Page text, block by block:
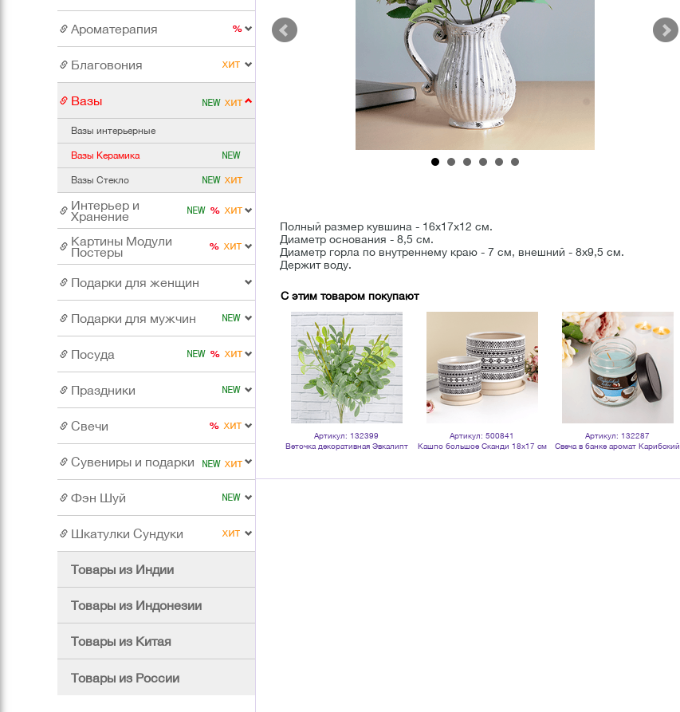
Ароматерапия
Благовония
Вазы
Вазы интерьерные
Вазы Керамика
Вазы Стекло
Интерьер и
Хранение
Картины Модули
Постеры
Подарки для женщин
Подарки для мужчин
Посуда
Праздники
Свечи
Сувениры и подарки
Фэн Шуй
Шкатулки Сундуки
Товары из Индии
Товары из Индонезии
Товары из Китая
Товары из России
Полный размер кувшина - 16х17х12 см.
Диаметр основания - 8,5 см.
Диаметр горла по внутреннему краю - 7 см, внешний - 8х9,5 см.
Держит воду.
С этим товаром покупают
Веточка декоративная Сирень 40
Кашпо Набор 2 шт Тюльпан 14,11
Артикул: 132399
Веточка декоративная Эвкалипт
Артикул: 500841
Кашпо большое Сканди 18х17 см
Артикул: 132287
Свеча в банке аромат Карибский